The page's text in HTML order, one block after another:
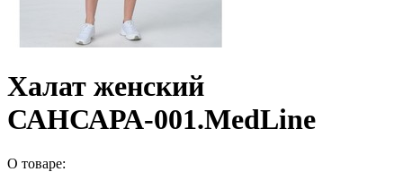
Халат женский
САНСАРА-001.MedLine
О товаре: